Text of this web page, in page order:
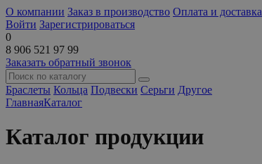
О компании Заказ в производство Оплата и доставка
Войти Зарегистрироваться
0
8 906 521 97 99
Заказать обратный звонок
Браслеты Кольца Подвески Серьги Другое
ГлавнаяКаталог
Каталог продукции